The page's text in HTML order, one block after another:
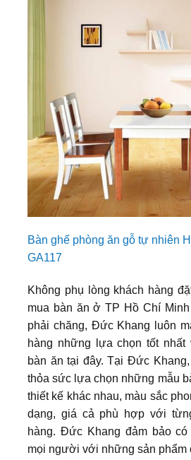
Bàn ghế phòng ăn gỗ tự nhiên
GA117
Không phụ lòng khách hàng
mua bàn ăn ở TP Hồ Chí
phải chăng, Đức Khang luôn
hàng những lựa chọn tốt nhất
bàn ăn tại đây. Tại Đức
thỏa sức lựa chọn những mẫu
thiết kế khác nhau, màu sắc
dạng, giá cả phù hợp với
hàng. Đức Khang đảm bảo
mọi người với những sản phẩm